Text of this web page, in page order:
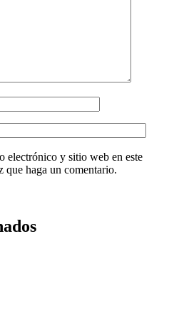
electrónico y sitio web en este
que haga un comentario.